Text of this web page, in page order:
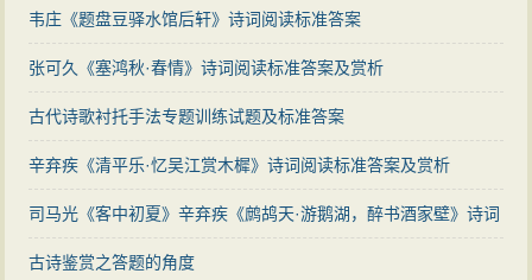
韦庄《题盘豆驿水馆后轩》诗词阅读标准答案
张可久《塞鸿秋·春情》诗词阅读标准答案及赏析
古代诗歌衬托手法专题训练试题及标准答案
辛弃疾《清平乐·忆吴江赏木樨》诗词阅读标准答案及赏析
司马光《客中初夏》辛弃疾《鹧鸪天·游鹅湖，醉书酒家壁》诗词
阅读标准答案对比
古诗鉴赏之答题的角度